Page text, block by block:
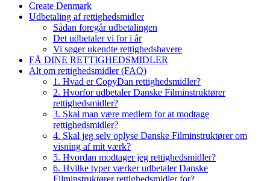
Create Denmark
Udbetaling af rettighedsmidler
Sådan foregår udbetalingen
Det udbetaler vi for i år
Vi søger ukendte rettighedshavere
FÅ DINE RETTIGHEDSMIDLER
Alt om rettighedsmidler (FAQ)
1. Hvad er CopyDan rettighedsmidler?
2. Hvorfor udbetaler Danske Filminstruktører
rettighedsmidler?
3. Skal man være medlem for at modtage
rettighedsmidler?
4. Skal jeg selv oplyse Danske Filminstruktører om
visning af mit værk?
5. Hvordan modtager jeg rettighedsmidler?
6. Hvilke typer værker udbetaler Danske
Filminstruktører rettighedsmidler for?